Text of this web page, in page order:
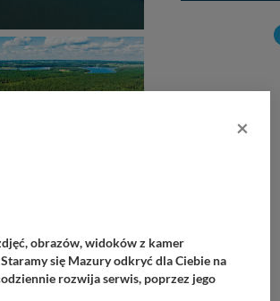
×
obrazów, widoków z kamer
się Mazury odkryć dla Ciebie na
rozwija serwis, poprzez jego